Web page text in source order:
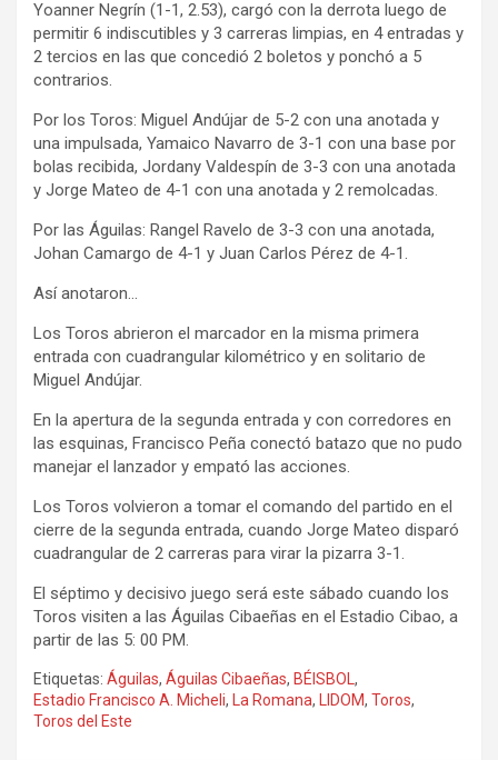
Yoanner Negrín (1-1, 2.53), cargó con la derrota luego de
permitir 6 indiscutibles y 3 carreras limpias, en 4 entradas y
2 tercios en las que concedió 2 boletos y ponchó a 5
contrarios.
Por los Toros: Miguel Andújar de 5-2 con una anotada y
una impulsada, Yamaico Navarro de 3-1 con una base por
bolas recibida, Jordany Valdespín de 3-3 con una anotada
y Jorge Mateo de 4-1 con una anotada y 2 remolcadas.
Por las Águilas: Rangel Ravelo de 3-3 con una anotada,
Johan Camargo de 4-1 y Juan Carlos Pérez de 4-1.
Así anotaron…
Los Toros abrieron el marcador en la misma primera
entrada con cuadrangular kilométrico y en solitario de
Miguel Andújar.
En la apertura de la segunda entrada y con corredores en
las esquinas, Francisco Peña conectó batazo que no pudo
manejar el lanzador y empató las acciones.
Los Toros volvieron a tomar el comando del partido en el
cierre de la segunda entrada, cuando Jorge Mateo disparó
cuadrangular de 2 carreras para virar la pizarra 3-1.
El séptimo y decisivo juego será este sábado cuando los
Toros visiten a las Águilas Cibaeñas en el Estadio Cibao, a
partir de las 5: 00 PM.
Etiquetas: Águilas, Águilas Cibaeñas, BÉISBOL ,
Estadio Francisco A. Micheli, La Romana, LIDOM, Toros,
Toros del Este